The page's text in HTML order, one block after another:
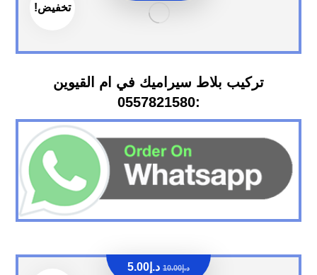
تخفيض!
تركيب بلاط سيراميك في ام القيوين
:0557821580
د.إ10.00 د.إ 5.00